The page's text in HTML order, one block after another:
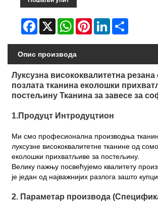
Facebook
X WhatsAppPinterestLinkedIn
Опис производа
Луксузна висококвалитетна
позлата тканина еколошки
постељину Тканина за завесе за
1.Продуцт Интродуцтион
Ми смо професионална производња
луксузне висококвалитетне тканине од
еколошки прихватљиве за постељину.
Велику пажњу посвећујемо квалитету
је један од најважнијих разлога зашто
2. Параметар производа